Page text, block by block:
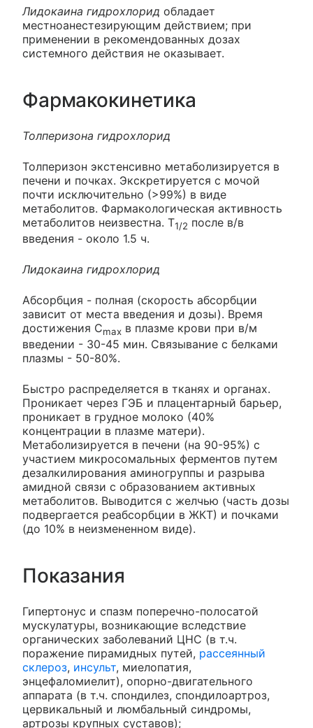
Лидокаина гидрохлорид обладает
местноанестезирующим действием; при
применении в рекомендованных дозах
системного действия не оказывает.
Фармакокинетика
Толперизона гидрохлорид
Толперизон экстенсивно метаболизируется в
печени и почках. Экскретируется с мочой
почти исключительно (>99%) в виде
метаболитов. Фармакологическая активность
метаболитов неизвестна. Т1/2 после в/в
введения - около 1.5 ч.
Лидокаина гидрохлорид
Абсорбция - полная (скорость абсорбции
зависит от места введения и дозы). Время
достижения Cmax в плазме крови при в/м
введении - 30-45 мин. Связывание с белками
плазмы - 50-80%.
Быстро распределяется в тканях и органах.
Проникает через ГЭБ и плацентарный барьер,
проникает в грудное молоко (40%
концентрации в плазме матери).
Метаболизируется в печени (на 90-95%) с
участием микросомальных ферментов путем
дезалкилирования аминогруппы и разрыва
амидной связи с образованием активных
метаболитов. Выводится с желчью (часть дозы
подвергается реабсорбции в ЖКТ) и почками
(до 10% в неизмененном виде).
Показания
Гипертонус и спазм поперечно-полосатой
мускулатуры, возникающие вследствие
органических заболеваний ЦНС (в т.ч.
поражение пирамидных путей, рассеянный
склероз, инсульт, миелопатия,
энцефаломиелит), опорно-двигательного
аппарата (в т.ч. спондилез, спондилоартроз,
цервикальный и люмбальный синдромы,
артрозы крупных суставов);